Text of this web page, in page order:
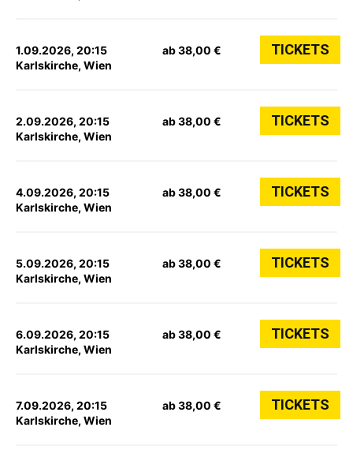
1.09.2026, 20:15
Karlskirche, Wien
ab 38,00 € TICKETS
2.09.2026, 20:15
Karlskirche, Wien
ab 38,00 € TICKETS
4.09.2026, 20:15
Karlskirche, Wien
ab 38,00 € TICKETS
5.09.2026, 20:15
Karlskirche, Wien
ab 38,00 € TICKETS
6.09.2026, 20:15
Karlskirche, Wien
ab 38,00 € TICKETS
7.09.2026, 20:15
Karlskirche, Wien
ab 38,00 € TICKETS